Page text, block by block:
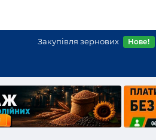
Закупівля зернових Нове!